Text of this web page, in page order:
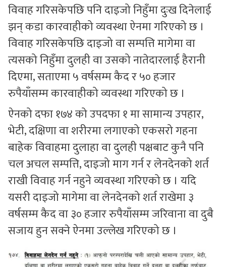
विवाह गरिसकेपछि पनि दाइजो निहुँमा दुःख दिनेलाई
झन् कडा कारवाहीको व्यवस्था ऐनमा गरिएको छ ।
विवाह गरिसकेपछि दाइजो वा सम्पत्ति मागेमा वा
त्यसको निहुँमा दुलही वा उसको नातेदारलाई हैरानी
दिएमा, सताएमा ५ वर्षसम्म कैद र ५० हजार
रुपैयाँसम्म कारवाहीको व्यवस्था गरिएको छ ।
ऐनको दफा १७४ को उपदफा १ मा सामान्य उपहार,
भेटी, दक्षिणा वा शरीरमा लगाएको एकसरो गहना
बाहेक विवाहमा दुलाहा वा दुलही पक्षबाट कुनै पनि
चल अचल सम्पत्ति, दाइजो माग गर्न र लेनदेनको शर्त
राखी विवाह गर्न नहुने व्यवस्था गरिएको छ । यदि
यसरी दाइजो मागेमा वा लेनदेनको शर्त राखेमा ३
वर्षसम्म कैद वा ३० हजार रुपैयाँसम्म जरिवाना वा दुबै
सजाय हुन सक्ने ऐनमा उल्लेख गरिएको छ ।